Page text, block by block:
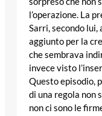
l’operazione. La
Sarri, secondo
aggiunto per la
che sembrava
invece visto
Questo episodio,
di una regola non
non ci sono le